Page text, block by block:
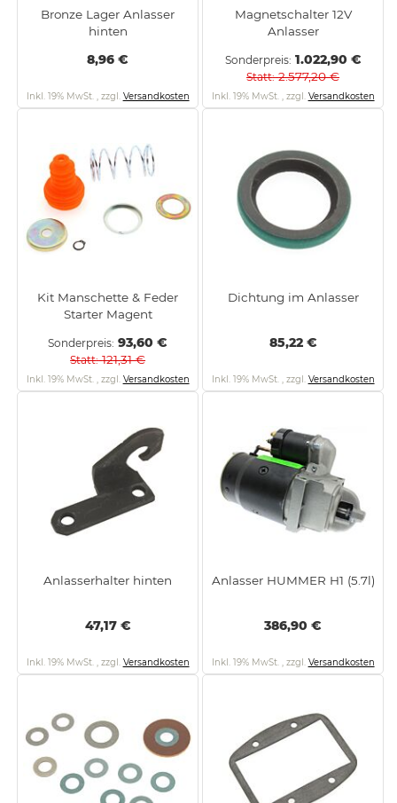
Bronze Lager Anlasser
hinten
8,96 €
Inkl. 19% MwSt. , zzgl. Versandkosten
Magnetschalter 12V
Anlasser
Sonderpreis 1.022,90 €
Statt 2.577,20 €
Inkl. 19% MwSt. , zzgl. Versandkosten
Kit Manschette & Feder
Starter Magent
Sonderpreis 93,60 €
Statt 121,31 €
Inkl. 19% MwSt. , zzgl. Versandkosten
Dichtung im Anlasser
85,22 €
Inkl. 19% MwSt. , zzgl. Versandkosten
Anlasserhalter hinten
47,17 €
Inkl. 19% MwSt. , zzgl. Versandkosten
Anlasser HUMMER H1 (5.7l)
386,90 €
Inkl. 19% MwSt. , zzgl. Versandkosten